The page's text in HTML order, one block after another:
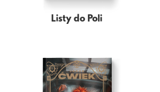
Listy do Poli